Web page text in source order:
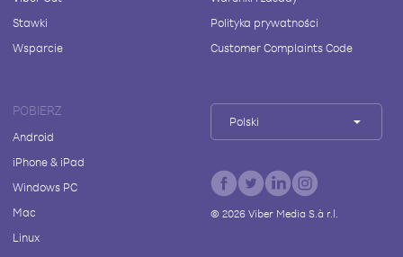
Stawki
Wsparcie
Polityka prywatności
Customer Complaints Code
POBIERZ
Android
iPhone & iPad
Windows PC
Mac
Linux
Polski
© 2026Viber Media S.à r.l.